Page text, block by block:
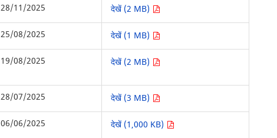
28/11/2025 देखें (2 MB)
25/08/2025 देखें (1 MB)
19/08/2025 देखें (2 MB)
28/07/2025 देखें (3 MB)
06/06/2025 देखें (1,000 KB)